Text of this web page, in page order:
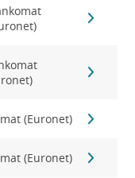
(Euronet)
(Euronet)